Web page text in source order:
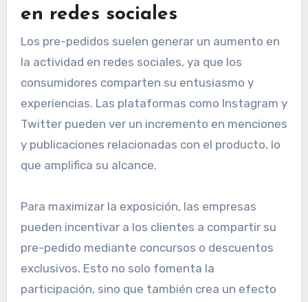
en redes sociales
Los pre-pedidos suelen generar un aumento en
la actividad en redes sociales, ya que los
consumidores comparten su entusiasmo y
experiencias. Las plataformas como Instagram y
Twitter pueden ver un incremento en menciones
y publicaciones relacionadas con el producto, lo
que amplifica su alcance.
Para maximizar la exposición, las empresas
pueden incentivar a los clientes a compartir su
pre-pedido mediante concursos o descuentos
exclusivos. Esto no solo fomenta la
participación, sino que también crea un efecto